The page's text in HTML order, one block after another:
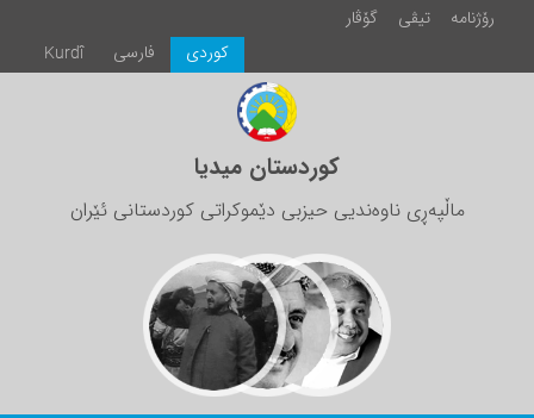
رۆژنامە تیڤی
گۆڤار
Kurdî
فارسی كوردی
کوردستان میدیا
ماڵپەڕی ناوەندیی حیزبی دێموکراتی کوردستانی ئێران